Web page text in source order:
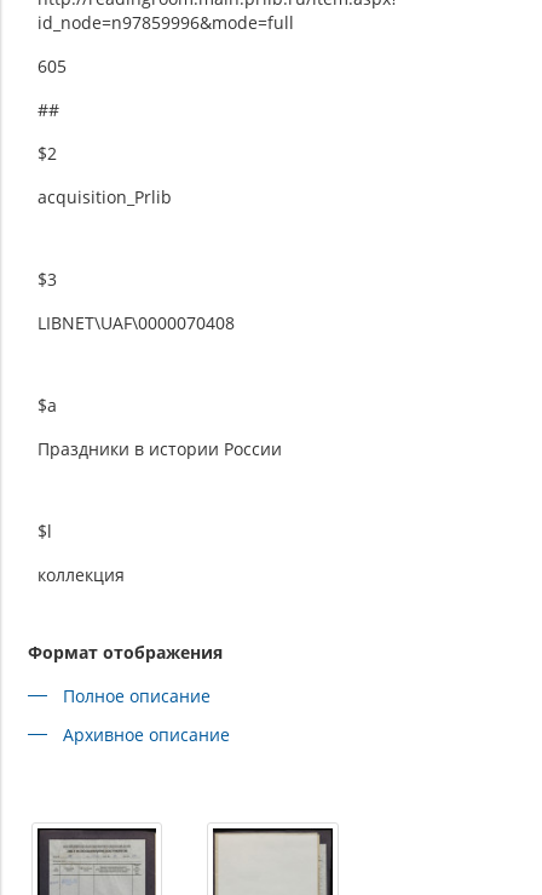
id_node=n97859996&mode=full
605
##
$2
acquisition_Prlib
$3
LIBNET\UAF\0000070408
$a
Праздники в истории России
$l
коллекция
Формат отображения
Полное описание
Архивное описание